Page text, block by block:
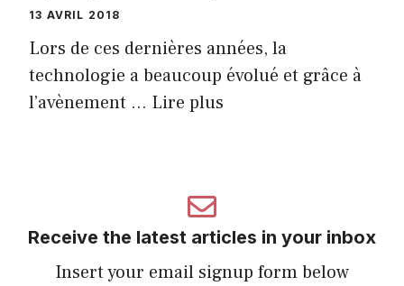
13 AVRIL 2018
Lors de ces dernières années, la
technologie a beaucoup évolué et grâce à
l’avènement … Lire plus
Receive the latest articles in your inbox
Insert your email signup form below